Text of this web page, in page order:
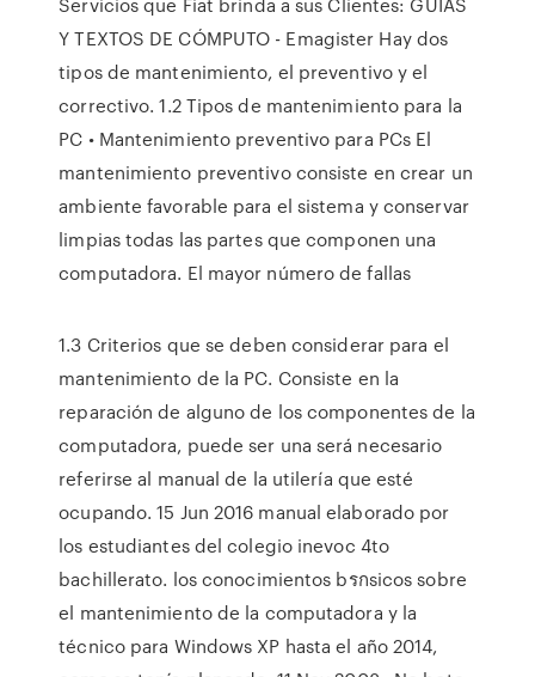
Y TEXTOS DE CÓMPUTO - Emagister Hay dos
tipos de mantenimiento, el preventivo y el
correctivo. 1.2 Tipos de mantenimiento para la
PC • Mantenimiento preventivo para PCs El
mantenimiento preventivo consiste en crear un
ambiente favorable para el sistema y conservar
limpias todas las partes que componen una
computadora. El mayor número de fallas
1.3 Criterios que se deben considerar para el
mantenimiento de la PC. Consiste en la
reparación de alguno de los componentes de la
computadora, puede ser una será necesario
referirse al manual de la utilería que esté
ocupando. 15 Jun 2016 manual elaborado por
los estudiantes del colegio inevoc 4to
bachillerato. los conocimientos bรกsicos sobre
el mantenimiento de la computadora y la
técnico para Windows XP hasta el año 2014,